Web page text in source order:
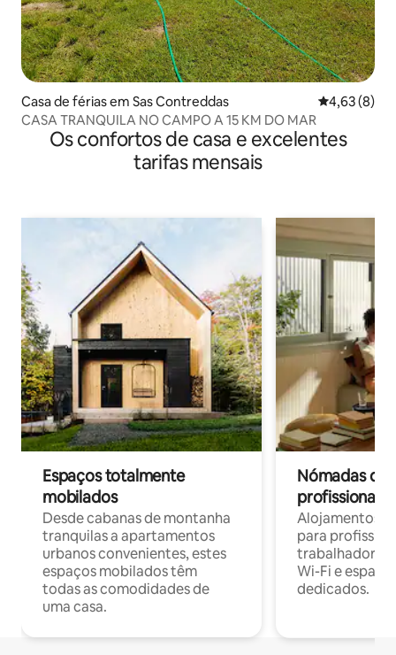
Casa de férias em Sas Contreddas
4,63 (8)
CASA TRANQUILA NO CAMPO A 15 KM DO MAR
Os confortos de casa e excelentes
tarifas mensais
Espaços totalmente
mobilados
Desde cabanas de montanha
tranquilas a apartamentos
urbanos convenientes, estes
espaços mobilados têm
todas as comodidades de
uma casa.
Nómadas
profissionais
Alojamentos
para
trabalhadores
Wi-Fi e
dedicados.